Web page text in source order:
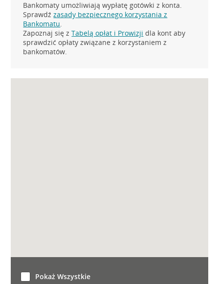
Bankomaty umożliwiają wypłatę gotówki z konta.
Sprawdźzasady bezpiecznego korzystania z
Bankomatu.
Zapoznaj się zTabelą opłat i Prowizji dla kont aby
sprawdzić opłaty związane z korzystaniem z
bankomatów.
Pokaż Wszystkie